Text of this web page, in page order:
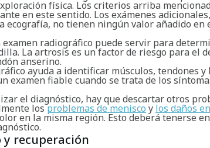
física. Los criterios arriba
en este sentido. Los exámenes
ecografía, no tienen ningún valor añadido en
examen radiográfico puede servir para
La artrosis es un factor de riesgo para el
anserino.
ayuda a identificar músculos, tendones y
examen fiable cuando se trata de los
el diagnóstico, hay que descartar otros
losproblemas de menisco y los daños
en la misma región. Esto deberá tenerse
recuperación